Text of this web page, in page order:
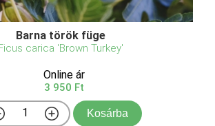
Barna török füge
carica 'Brown Turkey'
Online ár
3 950 Ft
Kosárba